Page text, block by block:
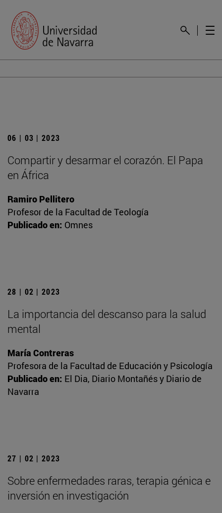
06 | 03 | 2023
Compartir y desarmar el corazón. El Papa
en África
Ramiro Pellitero
Profesor de la Facultad de Teología
Publicado en: Omnes
28 | 02 | 2023
La importancia del descanso para la salud
mental
María Contreras
Profesora de la Facultad de Educación y Psicología
Publicado en: El Dia, Diario Montañés y Diario de
Navarra
27 | 02 | 2023
Sobre enfermedades raras, terapia génica e
inversión en investigación